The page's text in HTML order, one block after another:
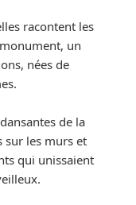
racontent les
un
nées de
de la
sur les murs et
qui unissaient